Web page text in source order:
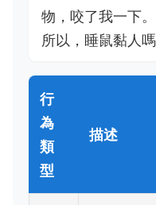
物，咬了我一下
所以，睡鼠黏人
行
為
類
型
描述